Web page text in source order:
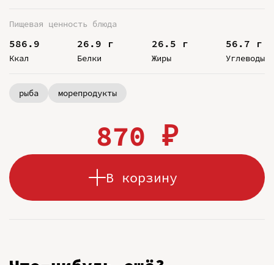
Пищевая ценность блюда
586.9
Ккал
26.9 г
Белки
26.5 г
Жиры
56.7 г
Углеводы
рыба морепродукты
870 ₽
В корзину